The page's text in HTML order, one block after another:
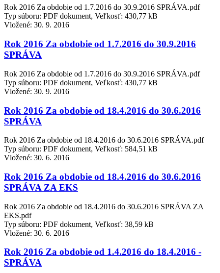
Rok 2016 Za obdobie od 1.7.2016 do 30.9.2016 SPRÁVA.pdf
Typ súboru: PDF dokument, Veľkosť: 430,77 kB
Vložené: 30. 9. 2016
Rok 2016 Za obdobie od 1.7.2016 do 30.9.2016
SPRÁVA
Rok 2016 Za obdobie od 1.7.2016 do 30.9.2016 SPRÁVA.pdf
Typ súboru: PDF dokument, Veľkosť: 430,77 kB
Vložené: 30. 9. 2016
Rok 2016 Za obdobie od 18.4.2016 do 30.6.2016
SPRÁVA
Rok 2016 Za obdobie od 18.4.2016 do 30.6.2016 SPRÁVA.pdf
Typ súboru: PDF dokument, Veľkosť: 584,51 kB
Vložené: 30. 6. 2016
Rok 2016 Za obdobie od 18.4.2016 do 30.6.2016
SPRÁVA ZA EKS
Rok 2016 Za obdobie od 18.4.2016 do 30.6.2016 SPRÁVA ZA
EKS.pdf
Typ súboru: PDF dokument, Veľkosť: 38,59 kB
Vložené: 30. 6. 2016
Rok 2016 Za obdobie od 1.4.2016 do 18.4.2016 -
SPRÁVA